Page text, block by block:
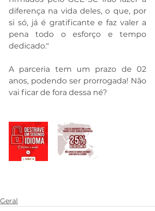
diferença na vida deles, o que, por
si só, já é gratificante e faz valer a
pena todo o esforço e tempo
dedicado."
A parceria tem um prazo de 02
anos, podendo ser prorrogada! Não
vai ficar de fora dessa né?
Geral